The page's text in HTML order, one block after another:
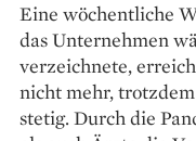
Eine wöchentliche
das ­Unternehmen
verzeichnete,
nicht mehr,
stetig. Durch die